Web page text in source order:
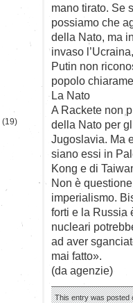
mano tirato. Se
possiamo che
della Nato, ma
invaso
Putin non
popolo
La Nato
A Rackete non
della Nato per
Jugoslavia. Ma
siano essi in
Kong e di
Non è
imperialismo.
forti e la Russia
nucleari
ad aver
mai fatto».
(da agenzie)
This entry was posted
(19)